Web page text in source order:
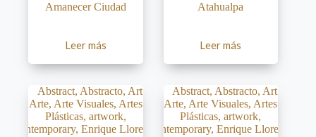
Amanecer Ciudad
Leer más
Atahualpa
Leer más